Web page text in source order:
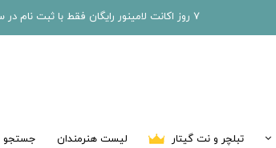
7 روز اکانت لامینور رایگان فقط با ثبت نام در سایت
تبلچر و نت گیتار لیست هنرمندان جستجو